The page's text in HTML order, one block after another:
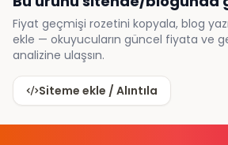
Fiyat geçmişi rozetini kopyala, blog
ekle — okuyucuların güncel fiyata ve
analizine ulaşsın.
Siteme ekle / Alıntıla